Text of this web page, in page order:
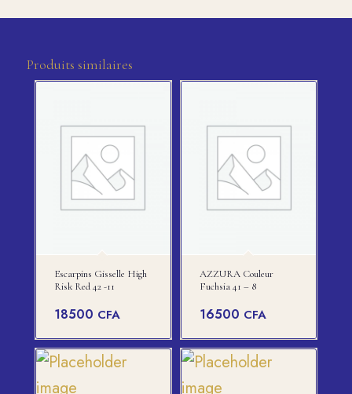
Produits similaires
Escarpins Gisselle High
Risk Red 42 -11
18500 CFA
AZZURA Couleur
Fuchsia 41 – 8
16500 CFA